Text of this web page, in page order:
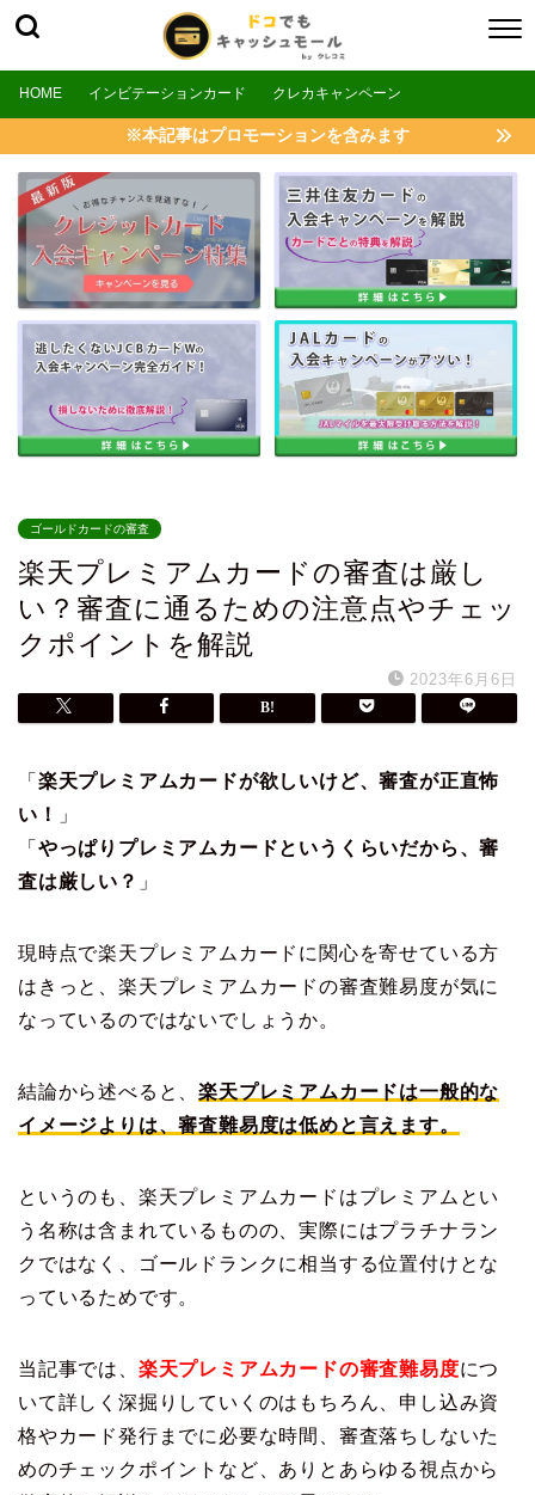
HOME インビテーションカード クレカキャンペーン
※本記事はプロモーションを含みます
ゴールドカードの審査
楽天プレミアムカードの審査は厳し
い？審査に通るための注意点やチェッ
クポイントを解説
2023年6月6日
「 楽天プレミアムカードが欲しいけど、審査が正直怖
い！
」
「 やっぱりプレミアムカードというくらいだから、審
査は厳しい？ 」
現時点で楽天プレミアムカードに関心を寄せている方
はきっと、楽天プレミアムカードの審査難易度が気に
なっているのではないでしょうか。
結論から述べると、楽天プレミアムカードは一般的な
イメージよりは、審査難易度は低めと言えます。
というのも、楽天プレミアムカードはプレミアムとい
う名称は含まれているものの、実際にはプラチナラン
クではなく、ゴールドランクに相当する位置付けとな
っているためです。
当記事では、 楽天プレミアムカードの審査難易度につ
いて詳しく深掘りしていくのはもちろん、申し込み資
格やカード発行までに必要な時間、審査落ちしないた
めのチェックポイントなど、ありとあらゆる視点から